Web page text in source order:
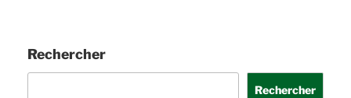
Rechercher
Rechercher